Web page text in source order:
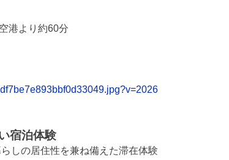
港より約60分
宿泊体験
しの居住性を兼ね備えた滞在体験